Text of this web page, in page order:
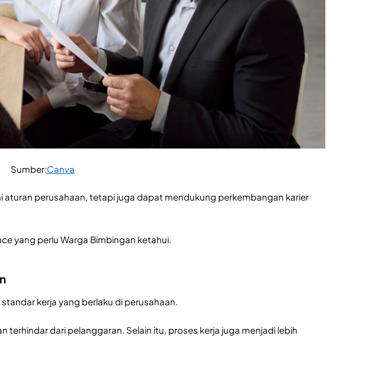
Sumber:Canva
perusahaan, tetapi juga dapat mendukung perkembangan karier
yang perlu Warga Bimbingan ketahui.
kerja yang berlaku di perusahaan.
terhindar dari pelanggaran. Selain itu, proses kerja juga menjadi lebih